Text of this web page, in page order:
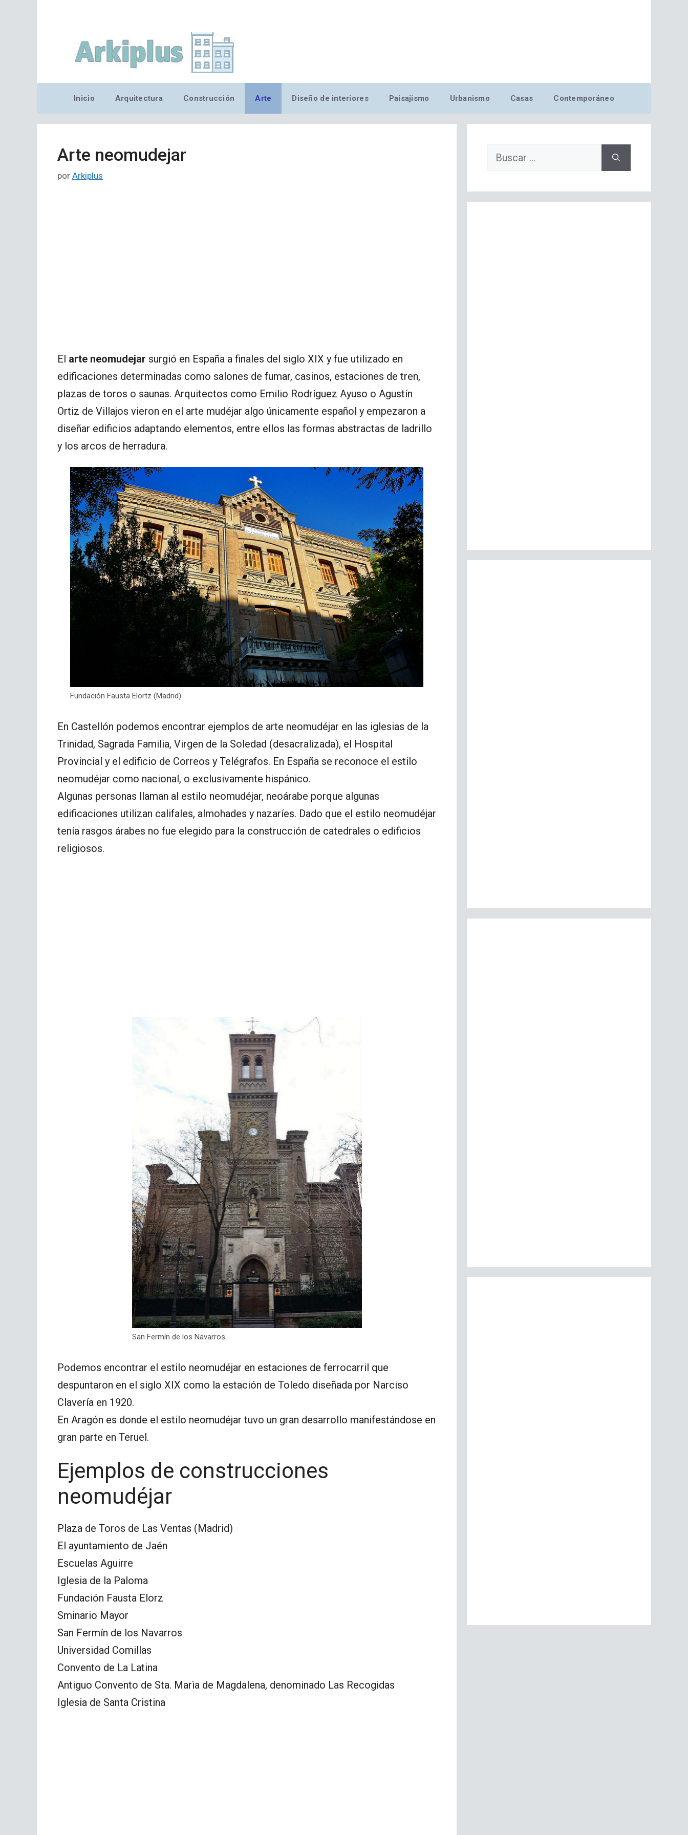
Inicio Arquitectura Construcción Arte Diseño de interiores Paisajismo Urbanismo Casas Contemporáneo
Arte neomudejar
por Arkiplus
El arte neomudejar surgió en España a finales del siglo XIX y fue utilizado en
edificaciones determinadas como salones de fumar, casinos, estaciones de tren,
plazas de toros o saunas. Arquitectos como Emilio Rodríguez Ayuso o Agustín
Ortiz de Villajos vieron en el arte mudéjar algo únicamente español y empezaron a
diseñar edificios adaptando elementos, entre ellos las formas abstractas de ladrillo
y los arcos de herradura.
Fundación Fausta Elortz (Madrid)
En Castellón podemos encontrar ejemplos de arte neomudéjar en las iglesias de la
Trinidad, Sagrada Familia, Virgen de la Soledad (desacralizada), el Hospital
Provincial y el edificio de Correos y Telégrafos. En España se reconoce el estilo
neomudéjar como nacional, o exclusivamente hispánico.
Algunas personas llaman al estilo neomudéjar, neoárabe porque algunas
edificaciones utilizan califales, almohades y nazaríes. Dado que el estilo neomudéjar
tenía rasgos árabes no fue elegido para la construcción de catedrales o edificios
religiosos.
San Fermín de los Navarros
Podemos encontrar el estilo neomudéjar en estaciones de ferrocarril que
despuntaron en el siglo XIX como la estación de Toledo diseñada por Narciso
Clavería en 1920.
En Aragón es donde el estilo neomudéjar tuvo un gran desarrollo manifestándose en
gran parte en Teruel.
Ejemplos de construcciones
neomudéjar
Plaza de Toros de Las Ventas (Madrid)
El ayuntamiento de Jaén
Escuelas Aguirre
Iglesia de la Paloma
Fundación Fausta Elorz
Sminario Mayor
San Fermín de los Navarros
Universidad Comillas
Convento de La Latina
Antiguo Convento de Sta. Marìa de Magdalena, denominado Las Recogidas
Iglesia de Santa Cristina
Buscar: